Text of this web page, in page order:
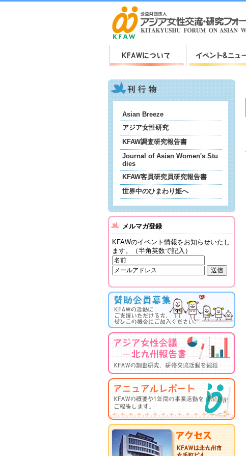
Asian Breeze
アジア女性研究
KFAW調査研究報告書
Journal of Asian Women's Stu
dies
KFAW客員研究員研究報告書
世界中のひまわり姫へ
メルマガ登録
KFAWのイベント情報をお知らせいたし
ます。（半角英数で記入）